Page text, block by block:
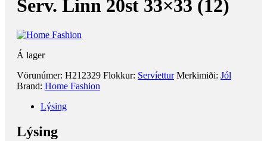
Serv. Linn 20st 33×33 (12)
Á lager
Vörunúmer: H212329 Flokkur: Servíettur Merkimiði: Jól
Brand: Home Fashion
Lýsing
Lýsing